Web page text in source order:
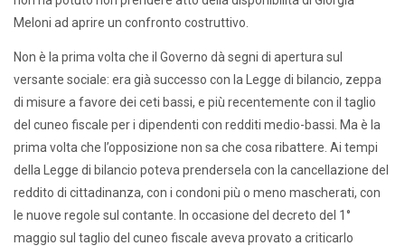
Meloni ad aprire un confronto costruttivo.
Non è la prima volta che il Governo dà segni di apertura sul
versante sociale: era già successo con la Legge di bilancio, zeppa
di misure a favore dei ceti bassi, e più recentemente con il taglio
del cuneo fiscale per i dipendenti con redditi medio-bassi. Ma è la
prima volta che l’opposizione non sa che cosa ribattere. Ai tempi
della Legge di bilancio poteva prendersela con la cancellazione del
reddito di cittadinanza, con i condoni più o meno mascherati, con
le nuove regole sul contante. In occasione del decreto del 1°
maggio sul taglio del cuneo fiscale aveva provato a criticarlo